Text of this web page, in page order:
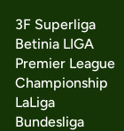
3F Superliga
Betinia LIGA
Premier League
Championship
LaLiga
Bundesliga